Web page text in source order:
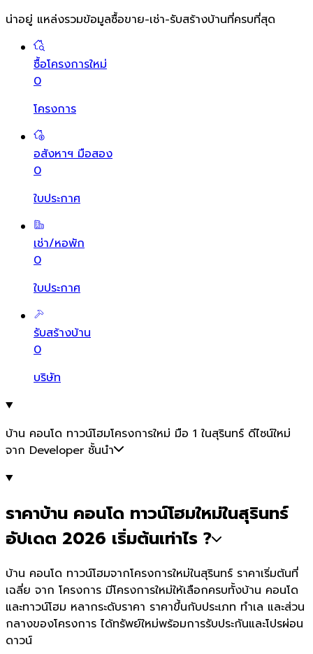
น่าอยู่ แหล่งรวมข้อมูลซื้อขาย-เช่า-รับสร้างบ้านที่ครบที่สุด
ซื้อโครงการใหม่
0
โครงการ
อสังหาฯ มือสอง
0
ใบประกาศ
เช่า/หอพัก
0
ใบประกาศ
รับสร้างบ้าน
0
บริษัท
บ้าน คอนโด ทาวน์โฮมโครงการใหม่ มือ 1 ในสุรินทร์ ดีไซน์ใหม่
จาก Developer ชั้นนำ
ราคาบ้าน คอนโด ทาวน์โฮมใหม่ในสุรินทร์
อัปเดต 2026 เริ่มต้นเท่าไร ?
บ้าน คอนโด ทาวน์โฮมจากโครงการใหม่ในสุรินทร์ ราคาเริ่มต้นที่
เฉลี่ย จาก โครงการ มีโครงการใหม่ให้เลือกครบทั้งบ้าน คอนโด
และทาวน์โฮม หลากระดับราคา ราคาขึ้นกับประเภท ทำเล และส่วน
กลางของโครงการ ได้ทรัพย์ใหม่พร้อมการรับประกันและโปรผ่อน
ดาวน์